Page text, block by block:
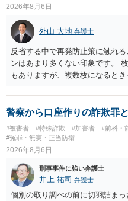
2026年8月6日
外山 大地 弁護士
反省する中で再発防止策に触れ
ンはあまり多くない印象です。
もありますが、複数枚になると
います。 したがいまして、いず
警察から口座作りの詐欺罪
#被害者 #特殊詐欺 #加害者 #前科・
#冤罪・無実・正当防衛
2026年8月6日
刑事事件に強い弁護士
井上 祐司 弁護士
個別の取り調べの前に切羽詰ま